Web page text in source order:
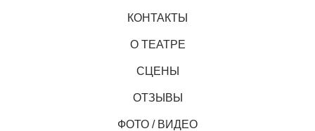
КОНТАКТЫ
О ТЕАТРЕ
СЦЕНЫ
ОТЗЫВЫ
ФОТО / ВИДЕО